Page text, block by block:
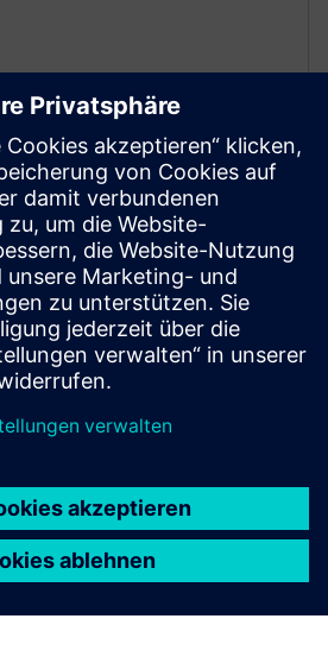
den PROFINET-
erkennen Sie Engpässe
Probleme die Produktion
Traffic Analyzer.